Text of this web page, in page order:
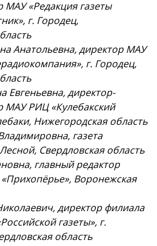
МАУ «Редакция газеты
г. Городец,
Анатольевна, директор МАУ
г. Городец,
директор-
МАУ РИЦ «Кулебакский
Нижегородская область
газета
Свердловская область
главный редактор
Воронежская
директор филиала
газеты», г.
область